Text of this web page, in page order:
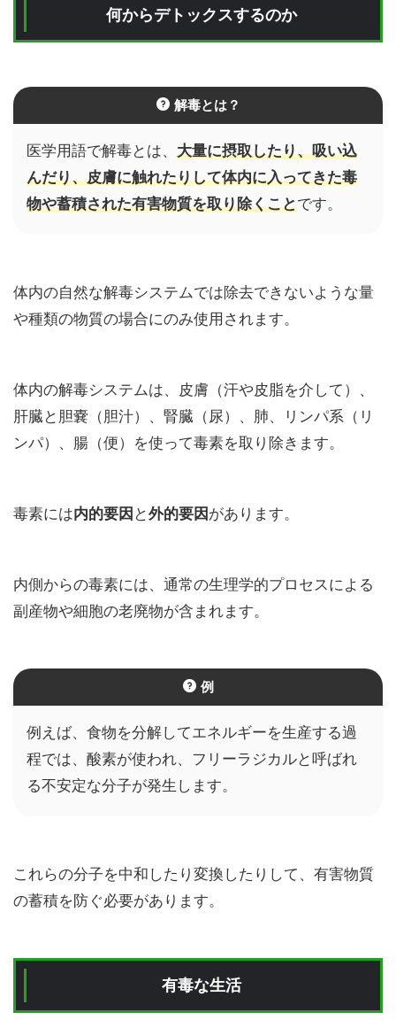
何からデトックスするのか
解毒とは？
医学用語で解毒とは、 大量に摂取したり、吸い込
んだり、皮膚に触れたりして体内に入ってきた毒
物や蓄積された有害物質を取り除くことです。
体内の自然な解毒システムでは除去できないような量
や種類の物質の場合にのみ使用されます。
体内の解毒システムは、皮膚（汗や皮脂を介して）、
肝臓と胆嚢（胆汁）、腎臓（尿）、肺、リンパ系（リ
ンパ）、腸（便）を使って毒素を取り除きます。
毒素には内的要因 と外的要因 があります。
内側からの毒素には、通常の生理学的プロセスによる
副産物や細胞の老廃物が含まれます。
例
例えば、食物を分解してエネルギーを生産する過
程では、酸素が使われ、フリーラジカルと呼ばれ
る不安定な分子が発生します。
これらの分子を中和したり変換したりして、有害物質
の蓄積を防ぐ必要があります。
有毒な生活